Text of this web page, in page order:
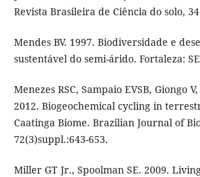
Revista Brasileira de Ciência do solo,
Mendes BV. 1997. Biodiversidade e
sustentável do semi-árido. Fortaleza:
Menezes RSC, Sampaio EVSB, Giongo
2012. Biogeochemical cycling in
Caatinga Biome. Brazilian Journal of
72(3)suppl.:643-653.
Miller GT Jr., Spoolman SE. 2009.